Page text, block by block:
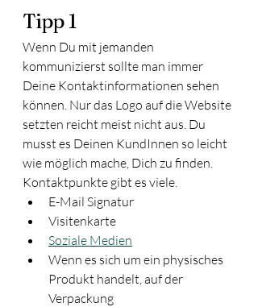
Tipp 1
Wenn Du mit jemanden
kommunizierst sollte man immer
Deine Kontaktinformationen sehen
können. Nur das Logo auf die Website
setzten reicht meist nicht aus. Du
musst es Deinen KundInnen so leicht
wie möglich mache, Dich zu finden.
Kontaktpunkte gibt es viele.
E-Mail Signatur
Visitenkarte
Soziale Medien
Wenn es sich um ein physisches
Produkt handelt, auf der
Verpackung